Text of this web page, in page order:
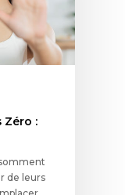
Zéro :
de leurs